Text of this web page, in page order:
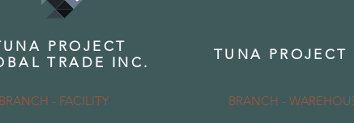
PROJECT
TRADE INC.
TUNA PROJECT
BRANCH - FACILITY
BRANCH -